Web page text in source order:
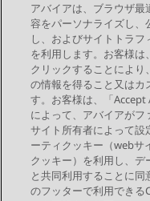
プレゼンスアイコン
Send Feedback
前のトピック
アバイアは、ブラウザ
容をパーソナライズし、
し、およびサイトトラ
を利用します。お客様
クリックすることによ
の情報を得ること又はカ
す。お客様は、「Accept
によって、アバイアが
サイト所有者によって
ーティクッキー（webサ
クッキー）を利用し、デ
と共同利用することに
のフッターで利用でき